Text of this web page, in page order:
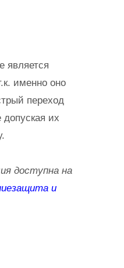
является
именно оно
переход
допуская их
доступна на
и